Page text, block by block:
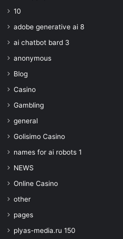
10
adobe generative ai 8
ai chatbot bard 3
anonymous
Blog
Casino
Gambling
general
Golisimo Casino
names for ai robots 1
NEWS
Online Casino
other
pages
plyas-media.ru 150